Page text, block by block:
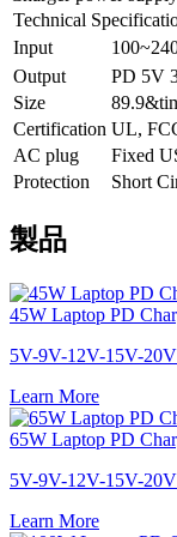
Technical
Input
Output
PD 5V
Size
Certification UL,
AC plug
Fixed
Protection
Short
製品
45W Laptop PD
5V-9V-12V-15V-
Learn More
65W Laptop PD
5V-9V-12V-15V-
Learn More